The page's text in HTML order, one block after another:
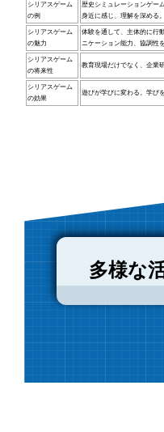
シリアスゲーム
の例
歴史シミュレーションゲー
身近に感じ、理解を深める。
シリアスゲーム
の魅力
体験を通して、主体的に行
ニケーション能力、協調性を
シリアスゲーム
の将来性
教育現場だけでなく、企業
シリアスゲーム
の効果
遊びが学びに変わる。学び
多様な